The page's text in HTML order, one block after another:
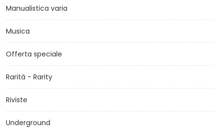
Manualistica varia
Musica
Offerta speciale
Rarità - Rarity
Riviste
Underground